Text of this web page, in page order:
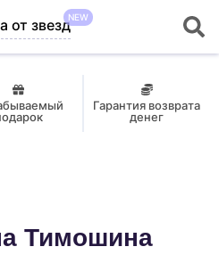
от звездNEW
Гарантия возврата
денег
Тимошина